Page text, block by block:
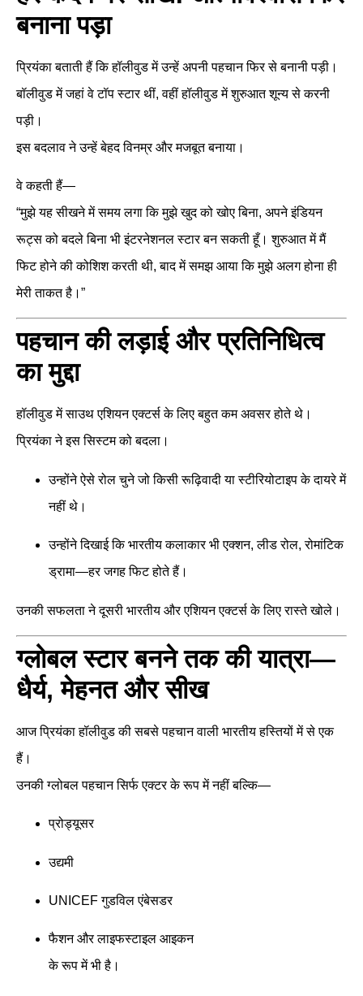
बनाना पड़ा
प्रियंका बताती हैं कि हॉलीवुड में उन्हें अपनी पहचान फिर से बनानी पड़ी।
बॉलीवुड में जहां वे टॉप स्टार थीं, वहीं हॉलीवुड में शुरुआत शून्य से करनी
पड़ी।
इस बदलाव ने उन्हें बेहद विनम्र और मजबूत बनाया।
वे कहती हैं—
“मुझे यह सीखने में समय लगा कि मुझे खुद को खोए बिना, अपने इंडियन
रूट्स को बदले बिना भी इंटरनेशनल स्टार बन सकती हूँ। शुरुआत में मैं
फिट होने की कोशिश करती थी, बाद में समझ आया कि मुझे अलग होना ही
मेरी ताकत है।”
पहचान की लड़ाई और प्रतिनिधित्व
का मुद्दा
हॉलीवुड में साउथ एशियन एक्टर्स के लिए बहुत कम अवसर होते थे।
प्रियंका ने इस सिस्टम को बदला।
उन्होंने ऐसे रोल चुने जो किसी रूढ़िवादी या स्टीरियोटाइप के दायरे में
नहीं थे।
उन्होंने दिखाई कि भारतीय कलाकार भी एक्शन, लीड रोल, रोमांटिक
ड्रामा—हर जगह फिट होते हैं।
उनकी सफलता ने दूसरी भारतीय और एशियन एक्टर्स के लिए रास्ते खोले।
ग्लोबल स्टार बनने तक की यात्रा—
धैर्य, मेहनत और सीख
आज प्रियंका हॉलीवुड की सबसे पहचान वाली भारतीय हस्तियों में से एक
हैं।
उनकी ग्लोबल पहचान सिर्फ एक्टर के रूप में नहीं बल्कि—
प्रोड्यूसर
उद्यमी
UNICEF गुडविल एंबेसडर
फैशन और लाइफस्टाइल आइकन
के रूप में भी है।